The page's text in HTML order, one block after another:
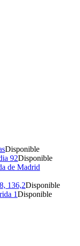
Disponible
92Disponible
de Madrid
136,2Disponible
1Disponible